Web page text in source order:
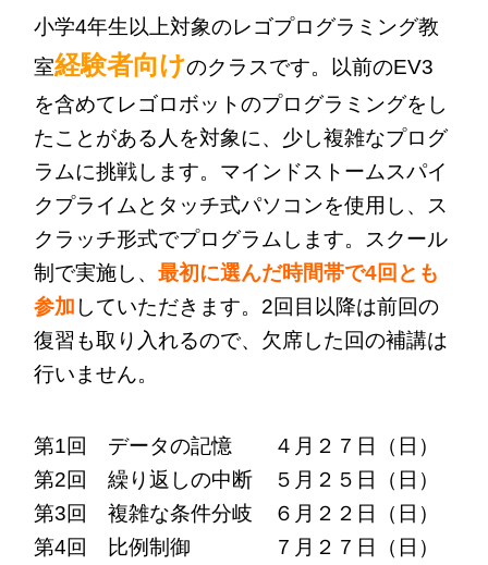
小学4年生以上対象のレゴプログラミング教
室経験者向けのクラスです。以前のEV3
を含めてレゴロボットのプログラミングをし
たことがある人を対象に、少し複雑なプログ
ラムに挑戦します。マインドストームスパイ
クプライムとタッチ式パソコンを使用し、ス
クラッチ形式でプログラムし ます。スクール
制で実施し、最初に選んだ時間帯で4回とも
参加 していただきます。2回目以降は前回の
復習も取り入れるので、欠席した回の補講は
行いません。
第1回 データの記憶 ４月２７日（日）
第2回 繰り返しの中断 ５月２５日（日）
第3回 複雑な条件分岐 ６月２２日（日）
第4回 比例制御 ７月２７日（日）